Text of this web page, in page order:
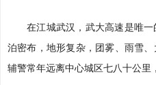
在江城武汉，武大高速是唯
泊密布，地形复杂，团雾、雨雪
辅警常年远离中心城区七八十公里